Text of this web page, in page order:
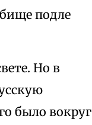
подле
Но в
было вокруг